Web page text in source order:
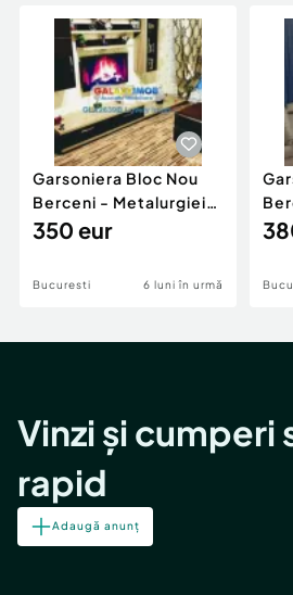
Servicii
Animale de companie
Afaceri și echipamente
Inchiriere Bunuri si Vehicule
Utilaje agricole si industriale
Piese auto si accesorii
Dacia Duster
Garsoniera Bloc Nou
Berceni - Metalurgiei
Park - Postalionul
350 eur
Bucuresti 6 luni în urmă
Vinzi și cumperi
rapid
Adaugă anunț